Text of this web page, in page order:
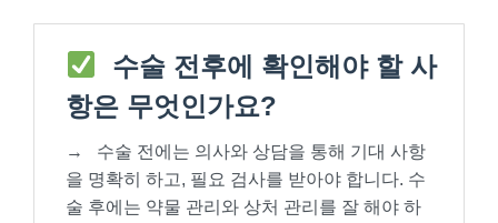
수술 전후에 확인해야 할 사
항은 무엇인가요?
→
수술 전에는 의사와 상담을 통해 기대 사항
을 명확히 하고, 필요 검사를 받아야 합니다. 수
술 후에는 약물 관리와 상처 관리를 잘 해야 하